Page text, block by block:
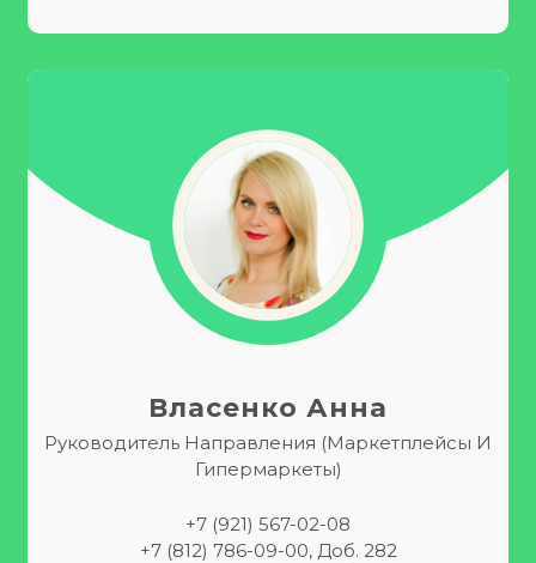
Власенко Анна
Руководитель Направления (маркетплейсы И
Гипермаркеты)
+7 (921) 567-02-08
+7 (812) 786-09-00, Доб. 282